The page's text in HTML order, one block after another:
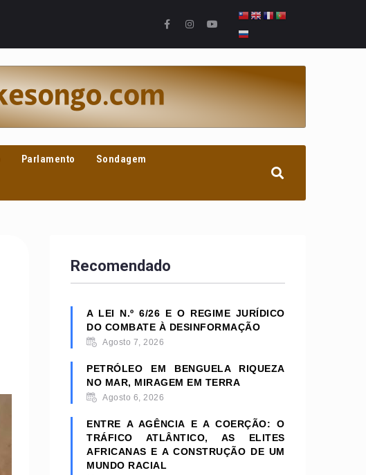
Parlamento Sondagem
Recomendado
A LEI N.º 6/26 E O REGIME JURÍDICO
DO COMBATE À DESINFORMAÇÃO
Agosto 7, 2026
PETRÓLEO EM BENGUELA RIQUEZA
NO MAR, MIRAGEM EM TERRA
Agosto 6, 2026
ENTRE A AGÊNCIA E A COERÇÃO: O
TRÁFICO ATLÂNTICO, AS ELITES
AFRICANAS E A CONSTRUÇÃO DE UM
MUNDO RACIAL